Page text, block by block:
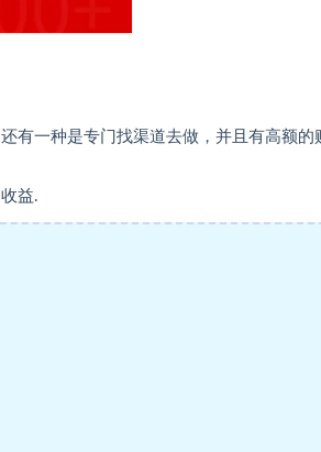
有一种是专门找渠道去做，并且有高额的
益.